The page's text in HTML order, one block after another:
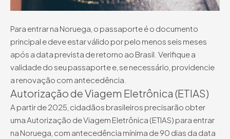
Para entrar na Noruega, o passaporte é o documento
principal e deve estar válido por pelo menos seis meses
após a data prevista de retorno ao Brasil. Verifique a
validade do seu passaporte e, se necessário, providencie
a renovação com antecedência.
Autorização de Viagem Eletrônica (ETIAS)
A partir de 2025, cidadãos brasileiros precisarão obter
uma Autorização de Viagem Eletrônica (ETIAS) para entrar
na Noruega, com antecedência mínima de 90 dias da data